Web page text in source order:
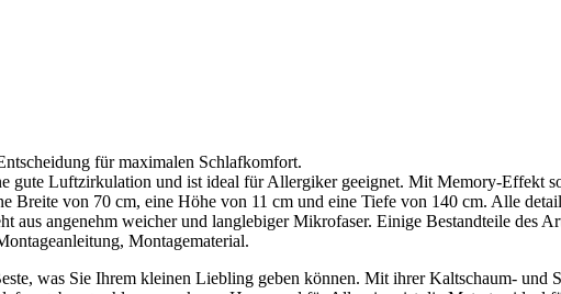
für maximalen Schlafkomfort.
gute Luftzirkulation und ist ideal für Allergiker geeignet. Mit Memory-Effekt
Breite von 70 cm, eine Höhe von 11 cm und eine Tiefe von 140 cm. Alle
aus angenehm weicher und langlebiger Mikrofaser. Einige Bestandteile des
Montagematerial.
was Sie Ihrem kleinen Liebling geben können. Mit ihrer Kaltschaum-